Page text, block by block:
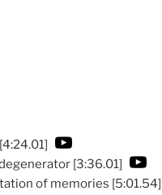
[3:36.01]
of memories [5:01.54]